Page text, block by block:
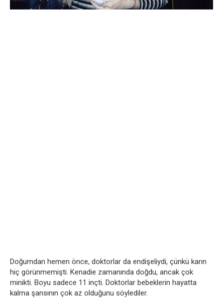
Doğumdan hemen önce, doktorlar da endişeliydi, çünkü karın
hiç görünmemişti. Kenadie zamanında doğdu, ancak çok
minikti. Boyu sadece 11 inçti. Doktorlar bebeklerin hayatta
kalma şansının çok az olduğunu söylediler.